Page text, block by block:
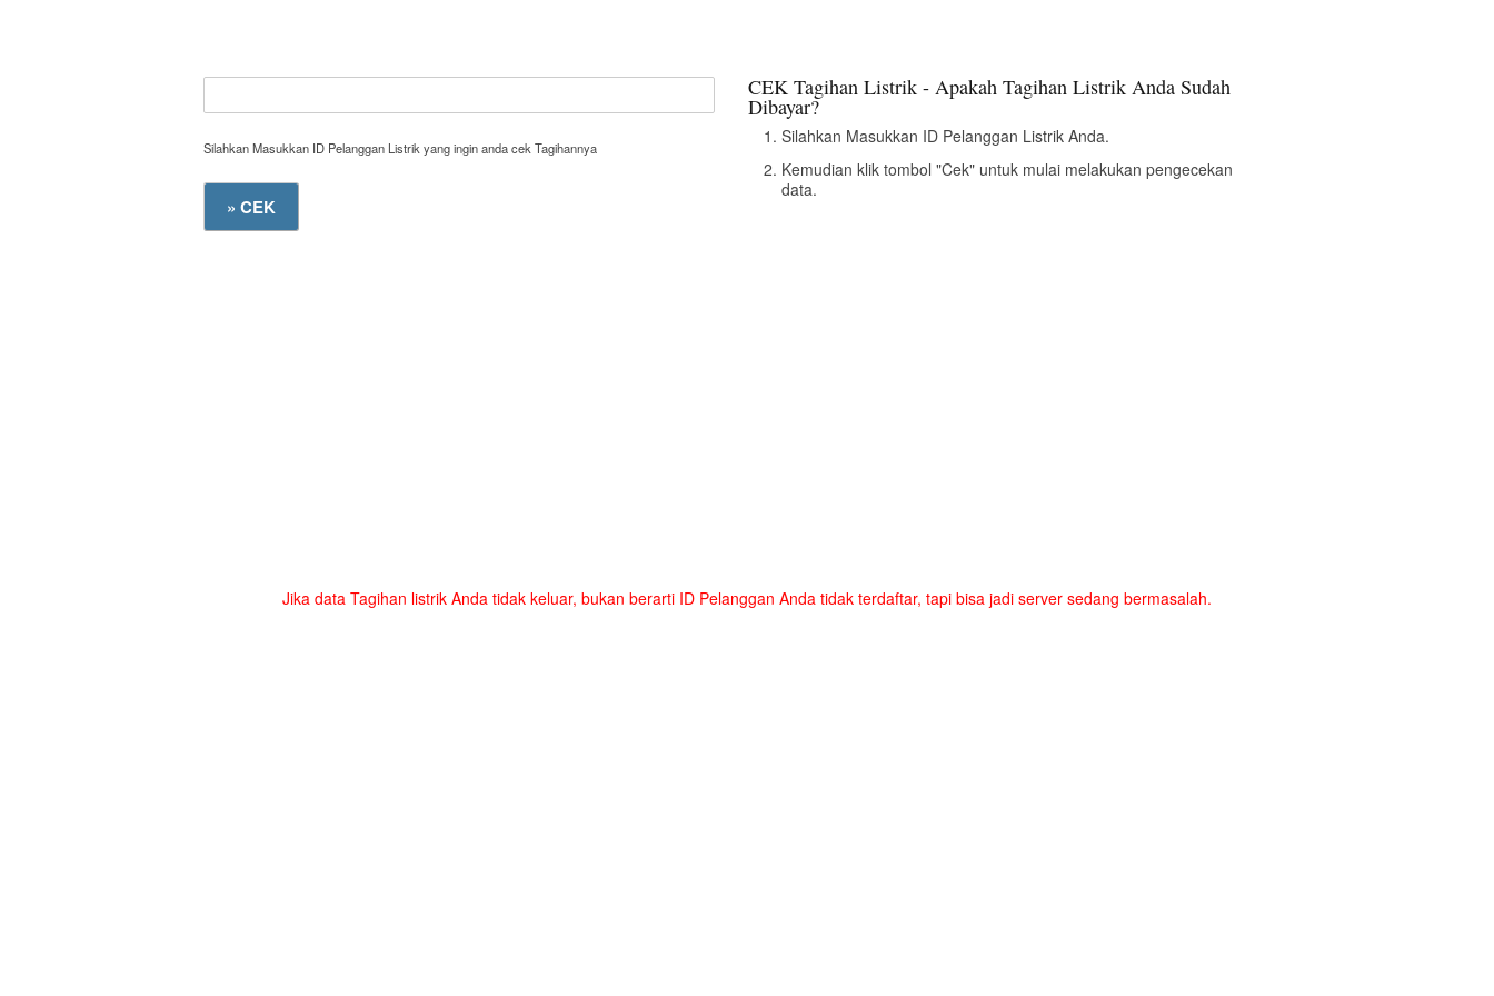
Silahkan Masukkan ID Pelanggan Listrik yang ingin anda cek Tagihannya
CEK Tagihan Listrik - Apakah Tagihan Listrik Anda Sudah
Dibayar?
Silahkan Masukkan ID Pelanggan Listrik Anda.
Kemudian klik tombol "Cek" untuk mulai melakukan pengecekan
data.
Jika data Tagihan listrik Anda tidak keluar, bukan berarti ID Pelanggan Anda tidak terdaftar, tapi bisa jadi server sedang bermasalah.